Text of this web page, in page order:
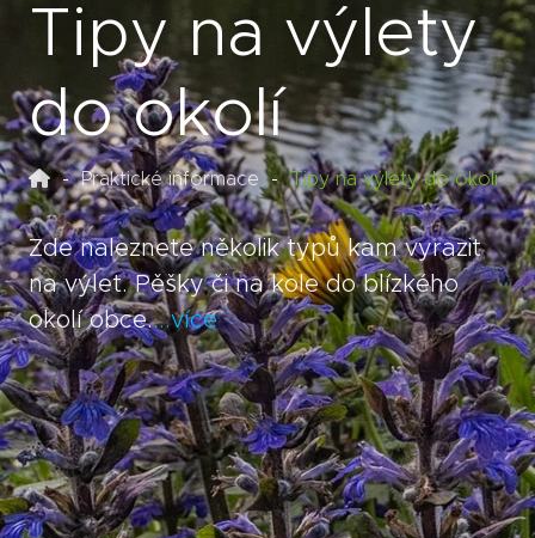
Tipy na výlety
do okolí
Praktické informace Tipy na výlety do okolí
Zde naleznete několik typů kam vyrazit
na výlet. Pěšky či na kole do blízkého
okolí obce....více